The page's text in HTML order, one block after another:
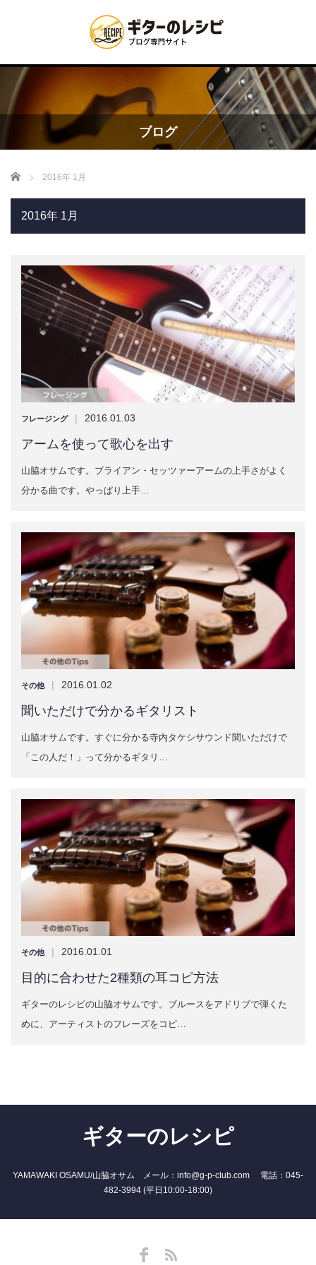
ブログ
Home 2016年 1月
2016年 1月
フレージング | 2016.01.03
アームを使って歌心を出す
山脇オサムです。ブライアン・セッツァーアームの上手さがよく
分かる曲です。やっぱり上手…
その他 | 2016.01.02
聞いただけで分かるギタリスト
山脇オサムです。すぐに分かる寺内タケシサウンド聞いただけで
「この人だ！」って分かるギタリ…
その他 | 2016.01.01
目的に合わせた2種類の耳コピ方法
ギターのレシピの山脇オサムです。ブルースをアドリブで弾くた
めに、アーティストのフレーズをコピ…
ギターのレシピ
YAMAWAKI OSAMU/山脇オサム メール：info@g-p-club.com 電話：045-
482-3994 (平日10:00-18:00)